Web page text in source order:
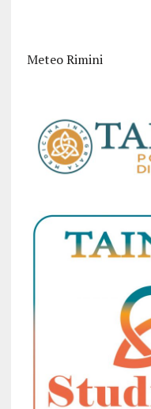
Meteo Rimini